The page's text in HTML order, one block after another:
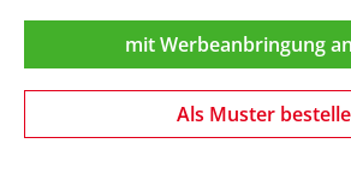
mit Werbeanbringung
Als Muster